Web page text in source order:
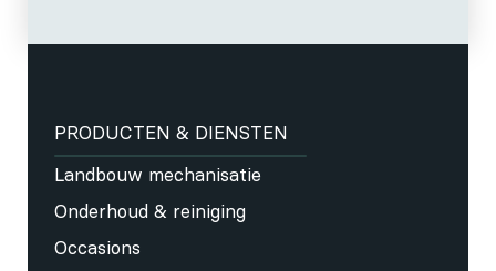
PRODUCTEN & DIENSTEN
Landbouw mechanisatie
Onderhoud & reiniging
Occasions